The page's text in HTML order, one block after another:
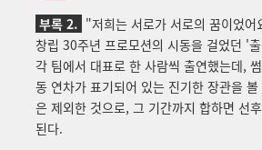
부록 2. "저희는 서로가 서로의 꿈이었
창립 30주년 프로모션의 시동을 걸었던 '
각 팀에서 대표로 한 사람씩 출연했는데,
동 연차가 표기되어 있는 진기한 장관을
은 제외한 것으로, 그 기간까지 합하면 선
된다.